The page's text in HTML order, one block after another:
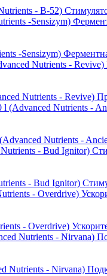
- B-52)
-Sensizym)
Nutrients - Revive)
Nutrients -
- Bud Ignitor)
- Overdrive)
- Nirvana)